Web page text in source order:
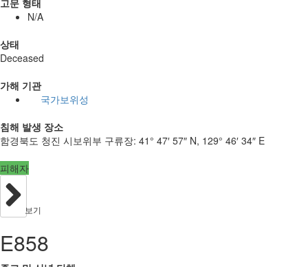
고문 형태
N/A
상태
Deceased
가해 기관
국가보위성
침해 발생 장소
함경북도 청진 시보위부 구류장: 41° 47′ 57″ N, 129° 46′ 34″ E
피해자
보기
E858